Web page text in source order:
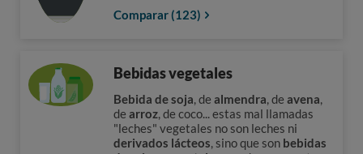
Comparar (123)
Bebidas vegetales
Bebida de soja, de almendra, de avena,
de arroz, de coco... estas mal llamadas
"leches" vegetales no son leches ni
derivados lácteos, sino que son bebidas